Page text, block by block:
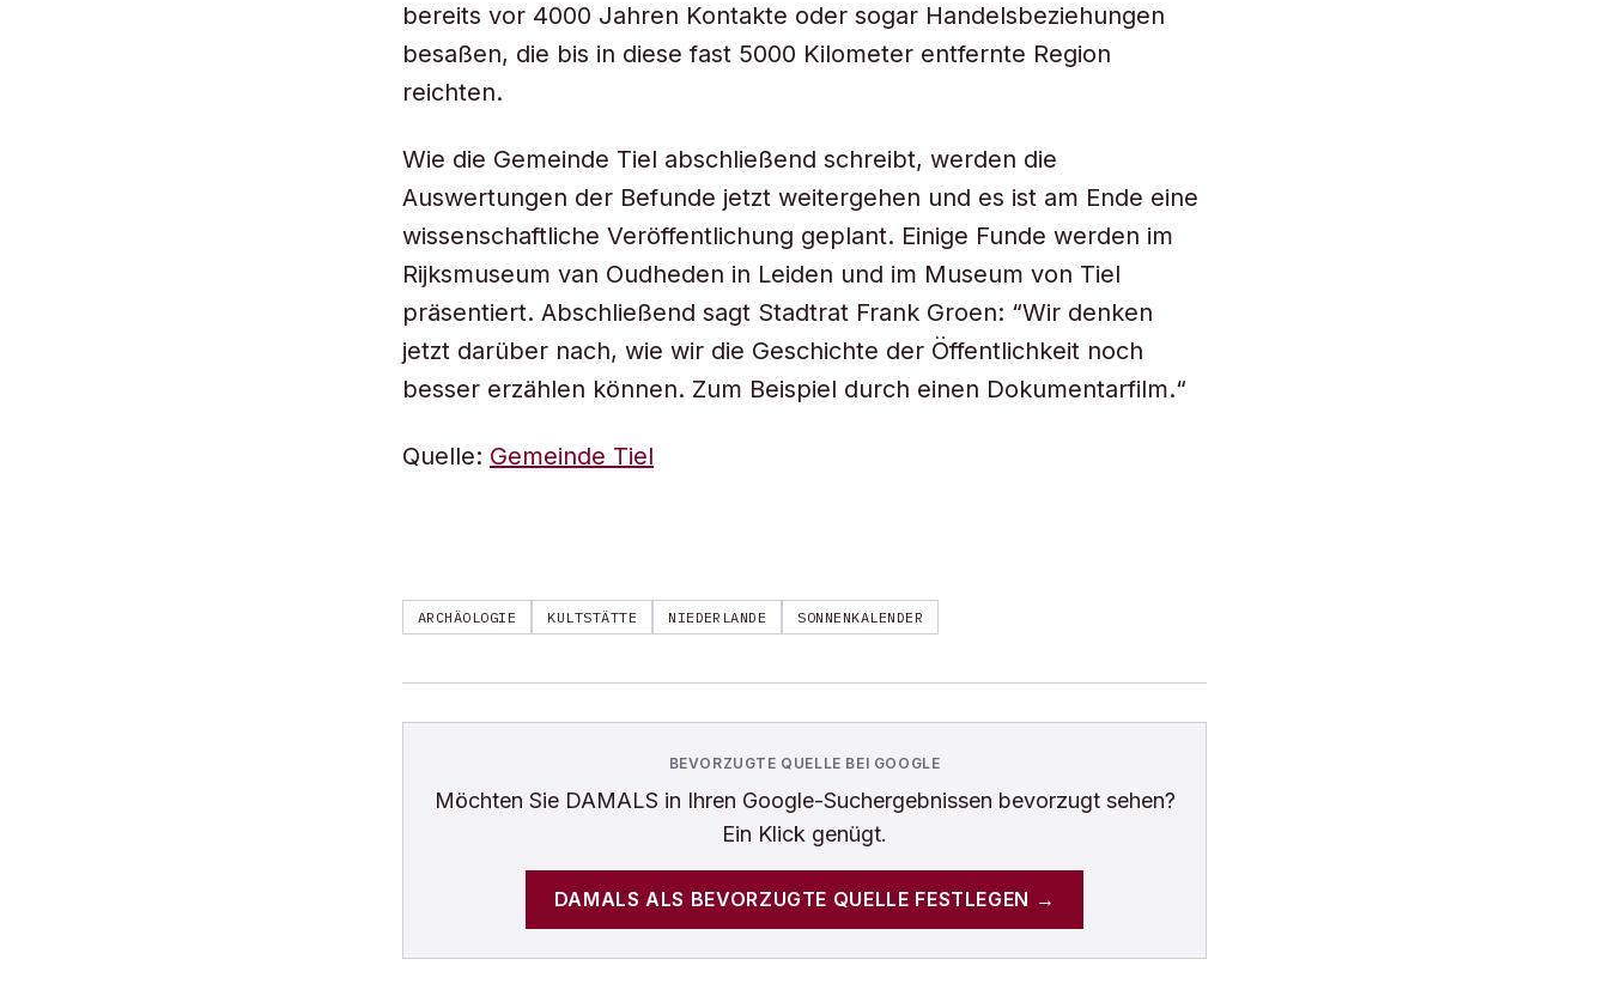
bereits vor 4000 Jahren Kontakte oder sogar Handelsbeziehungen
besaßen, die bis in diese fast 5000 Kilometer entfernte Region
reichten.
Wie die Gemeinde Tiel abschließend schreibt, werden die
Auswertungen der Befunde jetzt weitergehen und es ist am Ende eine
wissenschaftliche Veröffentlichung geplant. Einige Funde werden im
Rijksmuseum van Oudheden in Leiden und im Museum von Tiel
präsentiert. Abschließend sagt Stadtrat Frank Groen: “Wir denken
jetzt darüber nach, wie wir die Geschichte der Öffentlichkeit noch
besser erzählen können. Zum Beispiel durch einen Dokumentarfilm.“
Quelle: Gemeinde Tiel
ARCHÄOLOGIE KULTSTÄTTE NIEDERLANDE SONNENKALENDER
BEVORZUGTE QUELLE BEI GOOGLE
Möchten Sie DAMALS in Ihren Google-Suchergebnissen bevorzugt sehen?
Ein Klick genügt.
DAMALS ALS BEVORZUGTE QUELLE FESTLEGEN →